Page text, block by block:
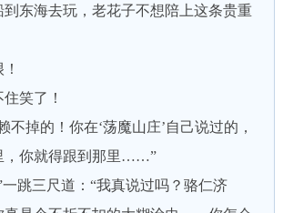
东海去玩，老花子不想陪上这条贵重
笑了！
掉的！你在‘荡魔山庄’自己说过的，
，你就得跟到那里……”
三尺道：“我真说过吗？骆仁济